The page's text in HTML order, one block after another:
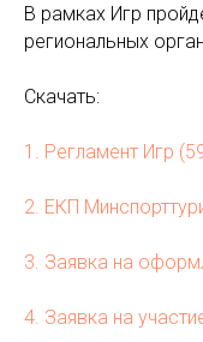
В рамках Игр
региональных
Скачать:
1. Регламент Игр
2. ЕКП
3. Заявка на
4. Заявка на